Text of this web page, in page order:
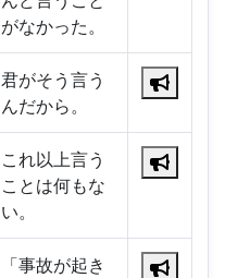
がなかった。
君がそう言う
んだから。
これ以上言う
ことは何もな
い。
「事故が起き